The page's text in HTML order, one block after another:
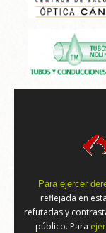
Para ejercer
reflejada en
refutadas y
público. Para